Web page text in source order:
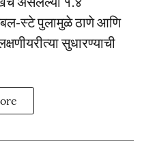
स्टे पुलामुळे ठाणे आणि
सुधारण्याची